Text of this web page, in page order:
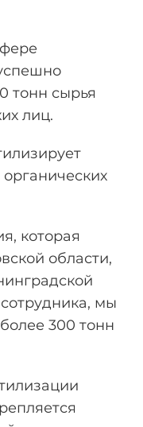
тонн сырья
лиц.
которая
области,
мы
300 тонн